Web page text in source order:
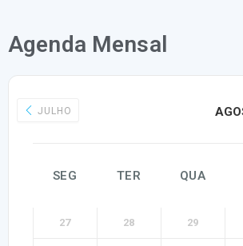
Agenda Mensal
JULHO
SEG TER QUA
27 28 29